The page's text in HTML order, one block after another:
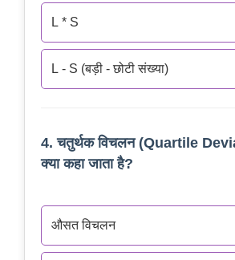
L * S
L - S (बड़ी - छोटी संख्या)
4. चतुर्थक विचलन (Quartile
क्या कहा जाता है?
औसत विचलन